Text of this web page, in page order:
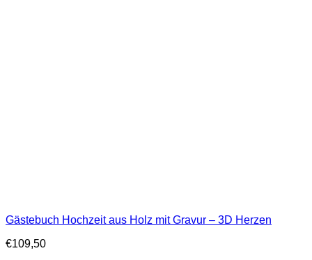
Gästebuch Hochzeit aus Holz mit Gravur – 3D Herzen
€109,50